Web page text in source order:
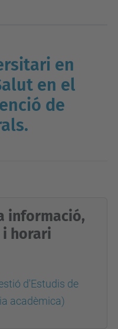
en
en el
de
.
informació,
horari
d'Estudis de
acadèmica)